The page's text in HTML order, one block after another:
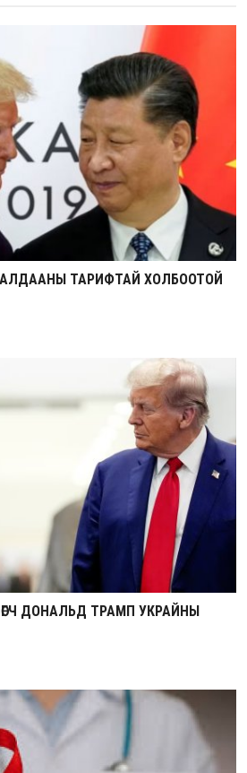
ТАРИФТАЙ ХОЛБООТОЙ
ДОНАЛЬД ТРАМП УКРАЙНЫ